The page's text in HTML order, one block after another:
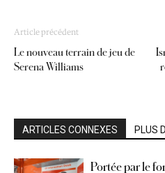
Article précédent
Le nouveau terrain de jeu de
Serena Williams
ARTICLES CONNEXES PLUS
Portée par le